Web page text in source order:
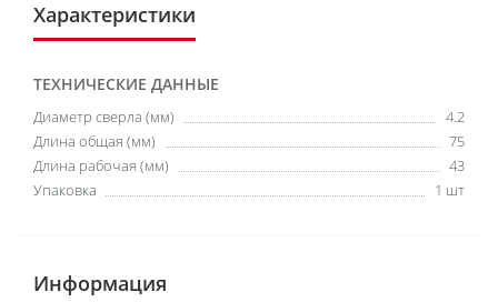
Характеристики
ТЕХНИЧЕСКИЕ ДАННЫЕ
Диаметр сверла (мм)
4.2
Длина общая (мм)
75
Длина рабочая (мм)
43
Упаковка
1 шт
Информация